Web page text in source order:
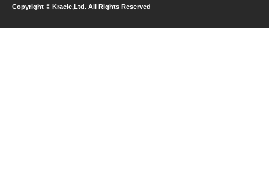
Copyright © Kracie,Ltd. All Rights Reserved